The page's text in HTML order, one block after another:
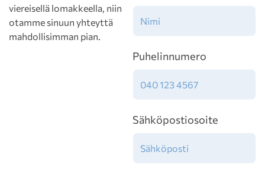
viereisellä lomakkeella, niin
otamme sinuun yhteyttä
mahdollisimman pian.
Puhelinnumero
Sähköpostiosoite